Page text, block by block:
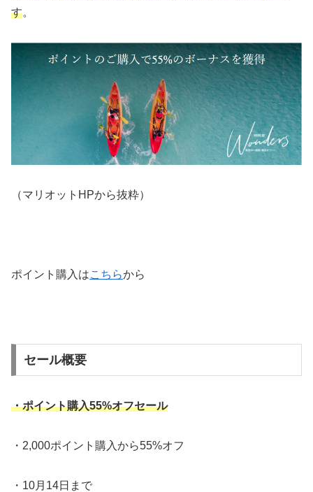
す。
（マリオットHPから抜粋）
ポイント購入はこちらから
セール概要
・ポイント購入55%オフセール
・2,000ポイント購入から55%オフ
・10月14日まで